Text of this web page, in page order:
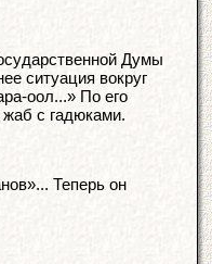
Думы
ситуация вокруг
оол...» По его
с гадюками.
Теперь он